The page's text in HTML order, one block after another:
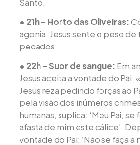
Santo.
• 21h – Horto das Oliveiras:
agonia. Jesus sente o peso de
pecados.
• 22h – Suor de sangue: Em
Jesus aceita a vontade do Pai.
Jesus reza pedindo forças ao
pela visão dos inúmeros
humanas, suplica: ‘Meu Pai, se
afasta de mim este cálice’.
vontade do Pai: ‘Não se faça a